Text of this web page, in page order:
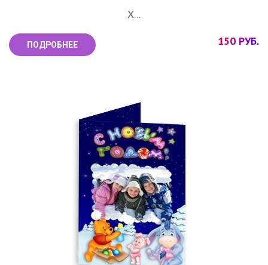
Х...
ПОДРОБНЕЕ 150 РУБ.